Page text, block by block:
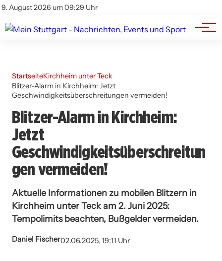
9. August 2026 um 09:29 Uhr
Impressum
Branchenbuch
Werbung
StartseiteKirchheim unter Teck
Blitzer-Alarm in Kirchheim: Jetzt
Geschwindigkeitsüberschreitungen vermeiden!
Blitzer-Alarm in Kirchheim:
Jetzt
Geschwindigkeitsüberschreitun
gen vermeiden!
Aktuelle Informationen zu mobilen Blitzern in
Kirchheim unter Teck am 2. Juni 2025:
Tempolimits beachten, Bußgelder vermeiden.
Daniel Fischer02.06.2025, 19:11 Uhr